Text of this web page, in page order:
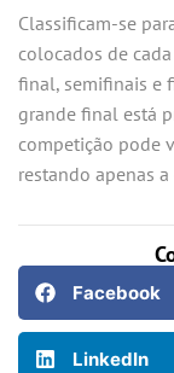
Classificam-se
colocados de
final, semifinais e
grande final está
competição pode
restando apenas
Facebook
LinkedIn